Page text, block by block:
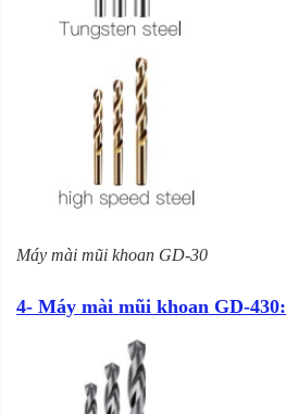
Máy mài mũi khoan GD-30
4- Máy mài mũi khoan GD-430: